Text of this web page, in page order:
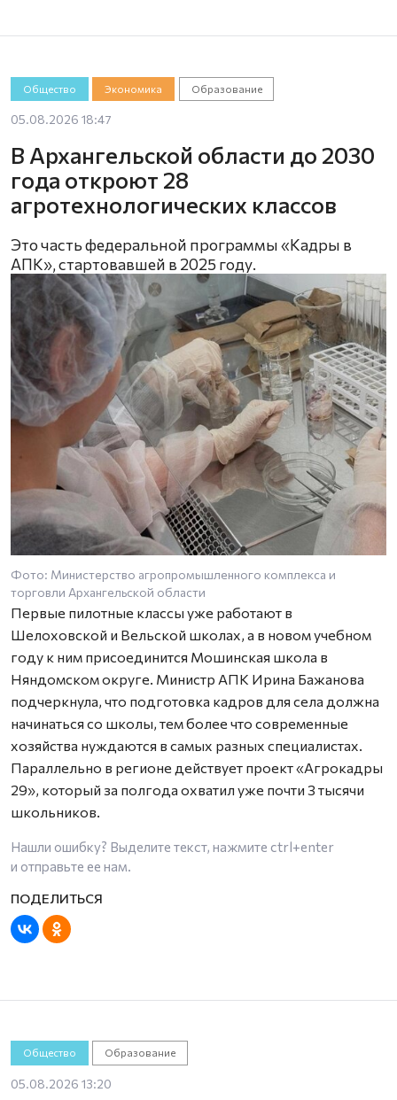
Общество Экономика Образование
05.08.2026 18:47
В Архангельской области до 2030
года откроют 28
агротехнологических классов
Это часть федеральной программы «Кадры в
АПК», стартовавшей в 2025 году.
Фото: Министерство агропромышленного комплекса и
торговли Архангельской области
Первые пилотные классы уже работают в
Шелоховской и Вельской школах, а в новом учебном
году к ним присоединится Мошинская школа в
Няндомском округе. Министр АПК Ирина Бажанова
подчеркнула, что подготовка кадров для села должна
начинаться со школы, тем более что современные
хозяйства нуждаются в самых разных специалистах.
Параллельно в регионе действует проект «Агрокадры
29», который за полгода охватил уже почти 3 тысячи
школьников.
Нашли ошибку? Выделите текст, нажмите ctrl+enter
и отправьте ее нам.
Общество Образование
05.08.2026 13:20